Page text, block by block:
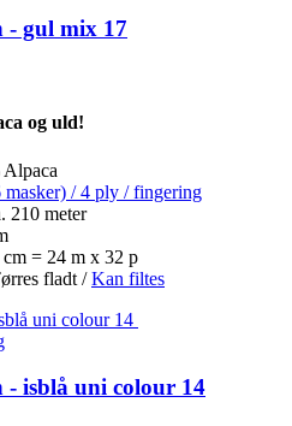
- gul mix 17
og uld!
masker) / 4 ply / fingering
210 meter
= 24 m x 32 p
fladt /Kan filtes
isblå uni colour 14